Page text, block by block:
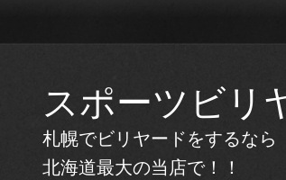
スポーツビリ
札幌でビリヤードをするなら
北海道最大の当店で！！